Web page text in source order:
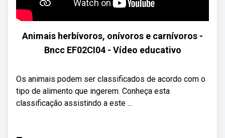
Animais herbívoros, onívoros e carnívoros -
Bncc EF02CI04 - Vídeo educativo
Os animais podem ser classificados de acordo com o
tipo de alimento que ingerem. Conheça esta
classificação assistindo a este ...